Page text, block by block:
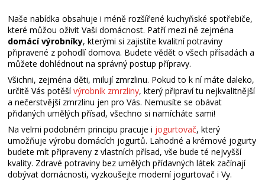
Naše nabídka obsahuje i méně rozšířené kuchyňské spotřebiče,
které můžou oživit Vaši domácnost. Patří mezi ně zejména
domácí výrobníky, kterými si zajistíte kvalitní potraviny
připravené z pohodlí domova. Budete vědět o všech přísadách a
můžete dohlédnout na správný postup přípravy.
Všichni, zejména děti, milují zmrzlinu. Pokud to k ní máte daleko,
určitě Vás potěšívýrobník zmrzliny, který připraví tu nejkvalitnější
a nečerstvější zmrzlinu jen pro Vás. Nemusíte se obávat
přidaných umělých přísad, všechno si namícháte sami!
Na velmi podobném principu pracuje i jogurtovač, který
umožňuje výrobu domácích jogurtů. Lahodné a krémové jogurty
budete mít připraveny z vlastních přísad, vše bude té nejvyšší
kvality. Zdravé potraviny bez umělých přídavných látek začínají
dobývat domácnosti, vyzkoušejte moderní jogurtovač i Vy.